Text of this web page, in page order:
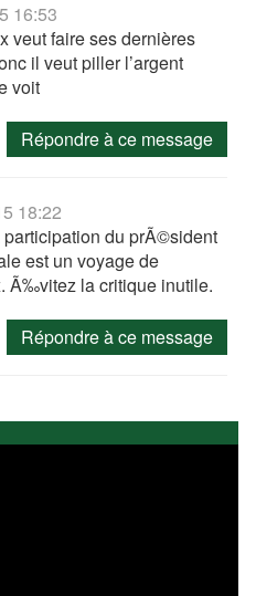
16:53
veut faire ses dernières
il veut piller l’argent
voit
Répondre à ce message
18:22
du prÃ©sident
est un voyage de
Ã‰vitez la critique inutile.
Répondre à ce message